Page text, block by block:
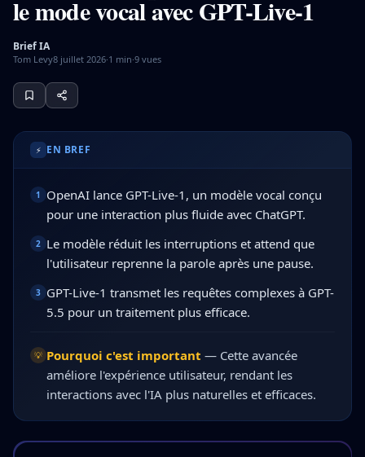
le mode vocal avec GPT-Live-1
Brief IA
Tom Levy8 juillet 2026·1 min·9 vues
⚡ EN BREF
1
OpenAI lance GPT-Live-1, un modèle vocal conçu
pour une interaction plus fluide avec ChatGPT.
2
Le modèle réduit les interruptions et attend que
l'utilisateur reprenne la parole après une pause.
3 GPT-Live-1 transmet les requêtes complexes à GPT-
5.5 pour un traitement plus efficace.
💡 Pourquoi c'est important — Cette avancée
améliore l'expérience utilisateur, rendant les
interactions avec l'IA plus naturelles et efficaces.